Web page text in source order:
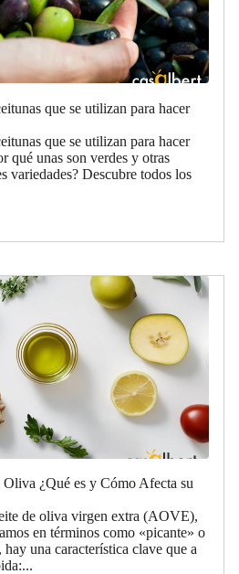
que se utilizan para hacer
que se utilizan para hacer
qué unas son verdes y otras
variedades? Descubre todos los
¿Qué es y Cómo Afecta su
de oliva virgen extra (AOVE),
en términos como «picante» o
una característica clave que a